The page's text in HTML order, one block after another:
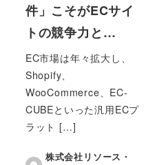
件」こそがECサイ
トの競争力と…
EC市場は年々拡大し、
Shopify、
WooCommerce、EC-
CUBEといった汎用ECプ
ラット […]
株式会社リソース・